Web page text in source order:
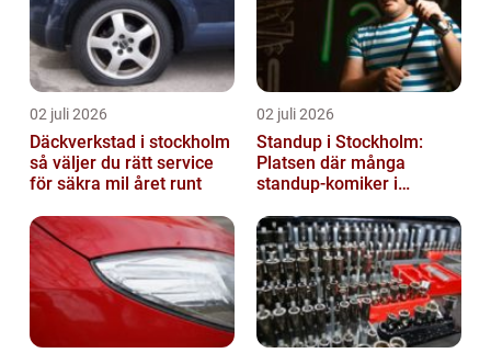
02 juli 2026
Däckverkstad i stockholm
så väljer du rätt service
för säkra mil året runt
02 juli 2026
Standup i Stockholm:
Platsen där många
standup-komiker i